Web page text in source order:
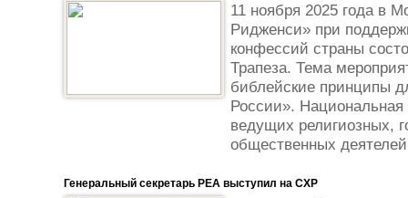
11 ноября 2025 года в
Ридженси» при
конфессий страны
Трапеза. Тема
библейские принципы
России».
ведущих религиозных,
общественных
Генеральный секретарь РЕА выступил на СХР